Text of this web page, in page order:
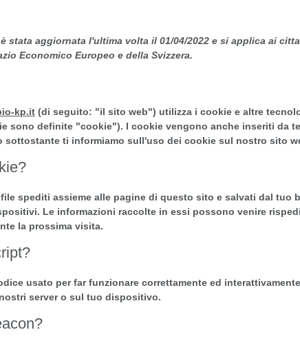
stata aggiornata l'ultima volta il 01/04/2022 e si applica ai
Economico Europeo e della Svizzera.
kp.it (di seguito: "il sito web") utilizza i cookie e altre
sono definite "cookie"). I cookie vengono anche inseriti da
sottostante ti informiamo sull'uso dei cookie sul nostro sito
spediti assieme alle pagine di questo sito e salvati dal tuo
Le informazioni raccolte in essi possono venire
la prossima visita.
usato per far funzionare correttamente ed
server o sul tuo dispositivo.